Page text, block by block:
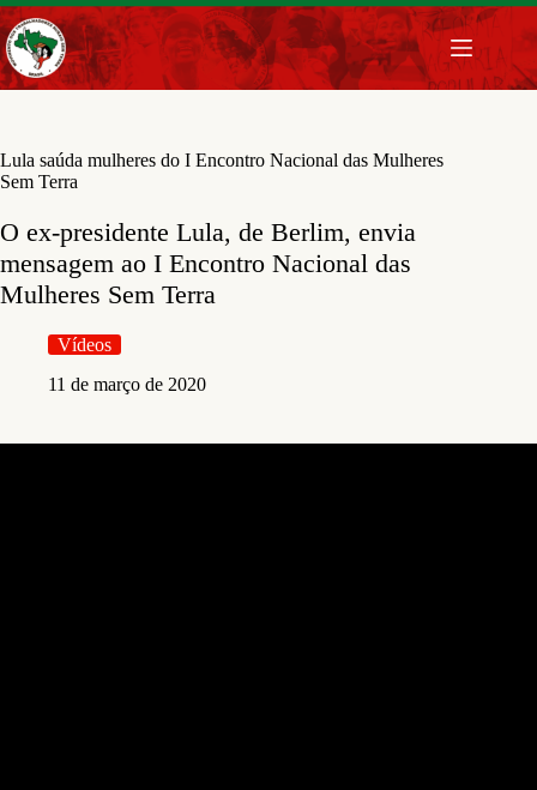
Pular
para
o
conteúdo
Lula saúda mulheres do I Encontro Nacional das Mulheres
Sem Terra
O ex-presidente Lula, de Berlim, envia
mensagem ao I Encontro Nacional das
Mulheres Sem Terra
Vídeos
11 de março de 2020